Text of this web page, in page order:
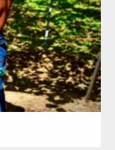
津 (佐賀)